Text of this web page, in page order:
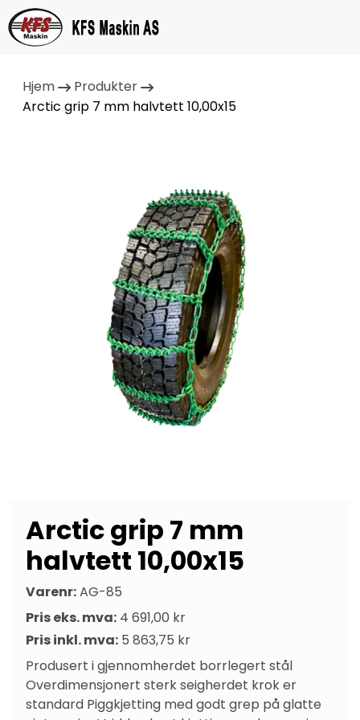
Hjem
Produkter
Arctic grip 7 mm halvtett 10,00x15
Arctic grip 7 mm
halvtett 10,00x15
Varenr:AG-85
Pris eks. mva: 4 691,00 kr
Pris inkl. mva: 5 863,75 kr
Produsert i gjennomherdet borrlegert stål
Overdimensjonert sterk seigherdet krok er
standard Piggkjetting med godt grep på glatte